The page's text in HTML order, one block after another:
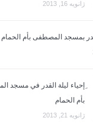
ژانویه 16, 2013
بمسجد المصطفى بأم الحمام
ِإحياء ليلة القدر في مسجد
بأم الحمام
ژانویه 21, 2013